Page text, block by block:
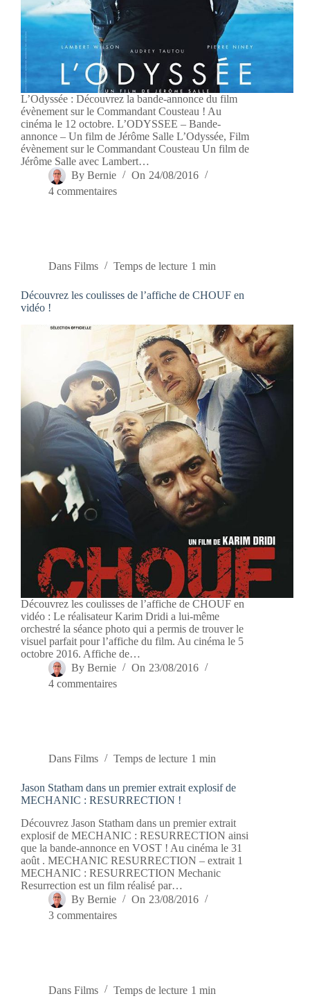
L’Odyssée : Découvrez la bande-annonce du film
évènement sur le Commandant Cousteau ! Au
cinéma le 12 octobre. L’ODYSSEE – Bande-
annonce – Un film de Jérôme Salle L’Odyssée, Film
évènement sur le Commandant Cousteau Un film de
Jérôme Salle avec Lambert…
By Bernie On 24/08/2016
4 commentaires
Dans Films Temps de lecture 1 min
Découvrez les coulisses de l’affiche de CHOUF en
vidéo !
Découvrez les coulisses de l’affiche de CHOUF en
vidéo : Le réalisateur Karim Dridi a lui-même
orchestré la séance photo qui a permis de trouver le
visuel parfait pour l’affiche du film. Au cinéma le 5
octobre 2016. Affiche de…
By Bernie On 23/08/2016
4 commentaires
Dans Films Temps de lecture 1 min
Jason Statham dans un premier extrait explosif de
MECHANIC : RESURRECTION !
Découvrez Jason Statham dans un premier extrait
explosif de MECHANIC : RESURRECTION ainsi
que la bande-annonce en VOST ! Au cinéma le 31
août . MECHANIC RESURRECTION – extrait 1
MECHANIC : RESURRECTION Mechanic
Resurrection est un film réalisé par…
By Bernie On 23/08/2016
3 commentaires
Dans Films Temps de lecture 1 min